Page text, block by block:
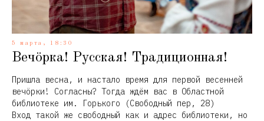
5 марта, 18:30
Вечöрка! Русская! Традиционная!
Пришла весна, и настало время для первой весенней
вечöрки! Согласны? Тогда ждём вас в Областной
библиотеке им. Горького (Свободный пер, 28)
Вход такой же свободный как и адрес библиотеки, но